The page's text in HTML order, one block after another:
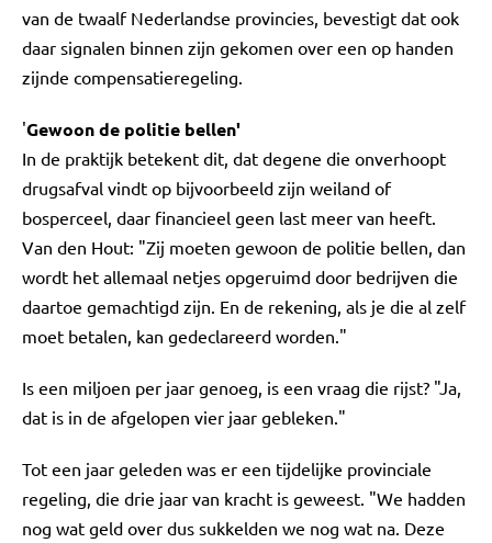
van de twaalf Nederlandse provincies, bevestigt dat ook
daar signalen binnen zijn gekomen over een op handen
zijnde compensatieregeling.
'Gewoon de politie bellen'
In de praktijk betekent dit, dat degene die onverhoopt
drugsafval vindt op bijvoorbeeld zijn weiland of
bosperceel, daar financieel geen last meer van heeft.
Van den Hout: "Zij moeten gewoon de politie bellen, dan
wordt het allemaal netjes opgeruimd door bedrijven die
daartoe gemachtigd zijn. En de rekening, als je die al zelf
moet betalen, kan gedeclareerd worden."
Is een miljoen per jaar genoeg, is een vraag die rijst? "Ja,
dat is in de afgelopen vier jaar gebleken."
Tot een jaar geleden was er een tijdelijke provinciale
regeling, die drie jaar van kracht is geweest. "We hadden
nog wat geld over dus sukkelden we nog wat na. Deze